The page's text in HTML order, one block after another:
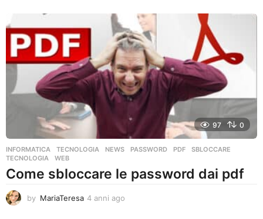
i
a
g
o
97 0
INFORMATICA ,TECNOLOGIA NEWS ,PASSWORD ,PDF ,SBLOCCARE
TECNOLOGIA
,WEB
Come sbloccare le password dai pdf
by MariaTeresa 4 anni ago